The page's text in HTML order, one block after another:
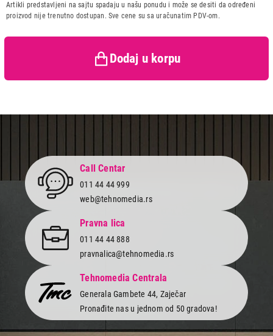
Zemlja porekla:
Slovenija
kupaca po osnovu zakona o
Artikli predstavljeni na sajtu spadaju u našu ponudu i može se desiti da određeni
proizvod nije trenutno dostupan. Sve cene su sa uračunatim PDV-om.
Dodaj u korpu
14.833,00
BOSCH MCM3201B
Proizvod je dodat u korpu.
Završi kupovinu
Call Centar
011 44 44 999
web@tehnomedia.rs
Pravna lica
011 44 44 888
pravnalica@tehnomedia.rs
Tehnomedia Centrala
Generala Gambete 44, Zaječar
Pronađite nas u jednom od 50 gradova!